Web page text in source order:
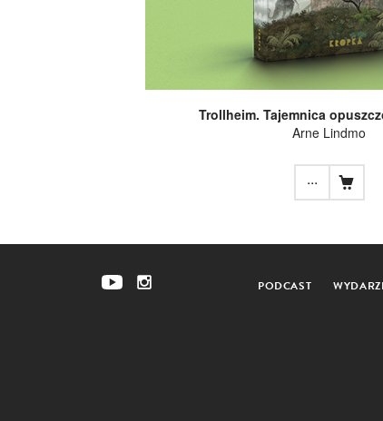
Trollheim. Tajemnica
Arne Lindmo
...
PODCAST